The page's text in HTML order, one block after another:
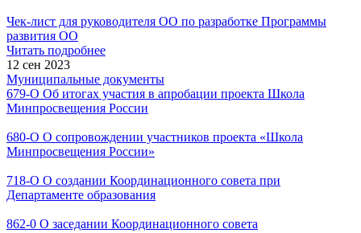
Чек-лист для руководителя ОО по разработке Программы
развития ОО
Читать подробнее
12 сен 2023
Муниципальные документы
679-О Об итогах участия в апробации проекта Школа
Минпросвещения России
680-О О сопровождении участников проекта «Школа
Минпросвещения России»
718-О О создании Координационного совета при
Департаменте образования
862-0 О заседании Координационного совета